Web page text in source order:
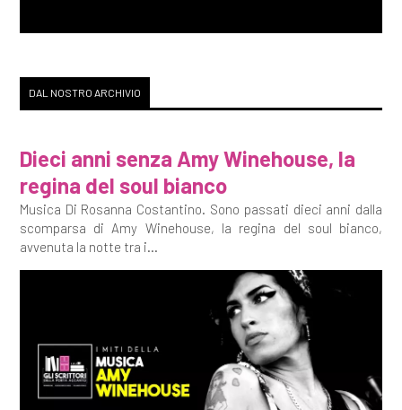
DAL NOSTRO ARCHIVIO
Dieci anni senza Amy Winehouse, la
regina del soul bianco
Musica Di Rosanna Costantino. Sono passati dieci anni dalla
scomparsa di Amy Winehouse, la regina del soul bianco,
avvenuta la notte tra i...